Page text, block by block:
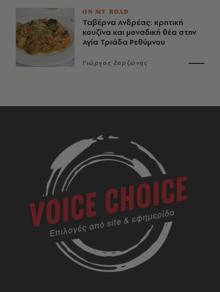
ON MY ROAD
Ταβέρνα Ανδρέας: κρητική
κουζίνα και μοναδική θέα στην
Αγία Τριάδα Ρεθύμνου
Γιώργος Ζαρζώνης